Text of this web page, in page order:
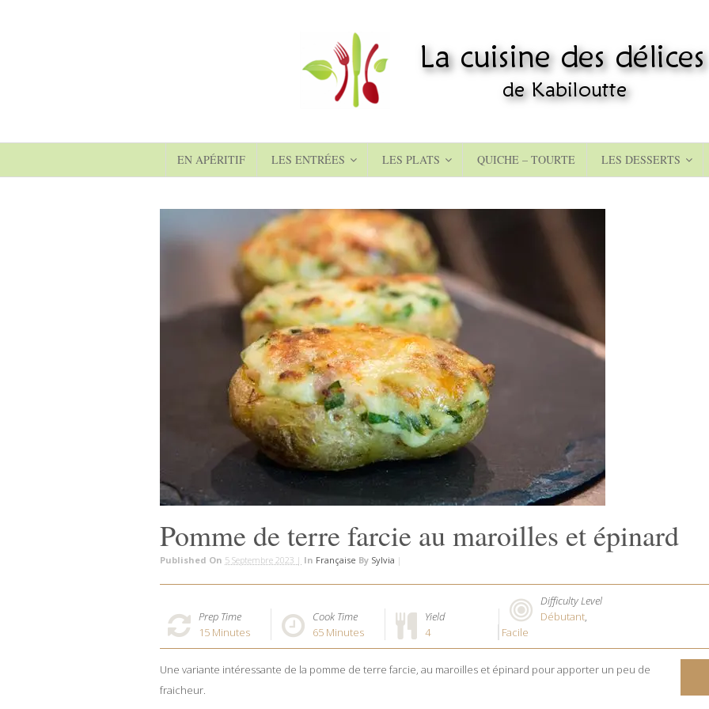
EN APÉRITIF LES ENTRÉES LES PLATS QUICHE – TOURTE LES DESSERTS
Pomme de terre farcie au maroilles et épinard
Published On 5 Septembre 2023 | In Française By Sylvia |
Prep Time
15 Minutes
Cook Time
65 Minutes
Yield
4
Difficulty Level
Débutant
Facile
Une variante intéressante de la pomme de terre farcie, au maroilles et épinard pour apporter un peu de
fraicheur.